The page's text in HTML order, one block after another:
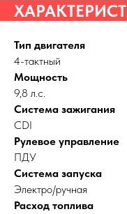
Тип двигателя
4-тактный
Мощность
9,8 л.с.
Система зажигания
CDI
Рулевое управление
ПДУ
Система запуска
Электро/ручная
Расход топлива